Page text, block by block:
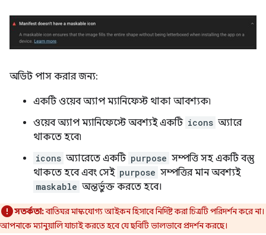
অডিট পাস করার জন্য:
একটি ওয়েব অ্যাপ ম্যানিফেস্ট থাকা আবশ্যক৷
ওয়েব অ্যাপ ম্যানিফেস্টে অবশ্যই একটি icons অ্যারে
থাকতে হবে৷
icons অ্যারেতে একটি purpose সম্পত্তি সহ একটি বস্তু
থাকতে হবে এবং সেই purpose সম্পত্তির মান অবশ্যই
maskable অন্তর্ভুক্ত করতে হবে।
সতর্কতা:বাতিঘর মাস্কযোগ্য আইকন হিসাবে নির্দিষ্ট করা চিত্রটি পরিদর্শন করে না।
আপনাকে ম্যানুয়ালি যাচাই করতে হবে যে ছবিটি ভালভাবে প্রদর্শন করছে।